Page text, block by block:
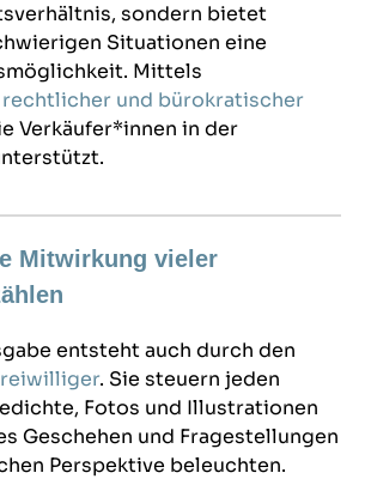
sondern bietet
Situationen eine
Mittels
und bürokratischer
Verkäufer*innen in der
Mitwirkung vieler
entsteht auch durch den
. Sie steuern jeden
Fotos und Illustrationen
Geschehen und Fragestellungen
Perspektive beleuchten.